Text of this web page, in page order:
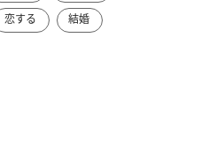
恋する 結婚